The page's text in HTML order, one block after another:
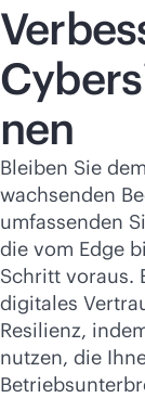
nen
Bleiben Sie
wachsenden
umfassenden
die vom Edge
Schritt voraus.
digitales
Resilienz,
nutzen, die